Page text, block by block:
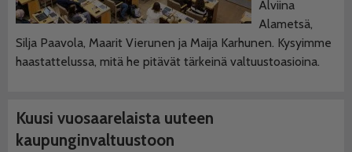
Alviina
Alametsä,
Silja Paavola, Maarit Vierunen ja Maija Karhunen. Kysyimme
haastattelussa, mitä he pitävät tärkeinä valtuustoasioina.
Kuusi vuosaarelaista uuteen
kaupunginvaltuustoon